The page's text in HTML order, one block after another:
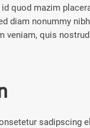
quod mazim
diam nonummy
veniam, quis
sadipscing